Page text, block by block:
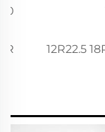
10
12R22.5